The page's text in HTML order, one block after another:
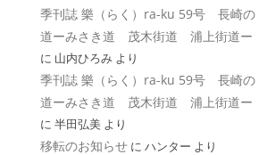
季刊誌 樂（らく）ra-ku 59号 長崎の
道ーみさき道 茂木街道 浦上街道ー
に 山内ひろみ より
季刊誌 樂（らく）ra-ku 59号 長崎の
道ーみさき道 茂木街道 浦上街道ー
に 半田弘美 より
移転のお知らせ に ハンター より